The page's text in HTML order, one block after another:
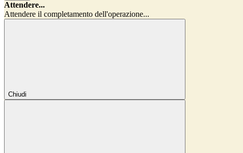
Attendere...
Attendere il completamento dell'operazione...
Chiudi